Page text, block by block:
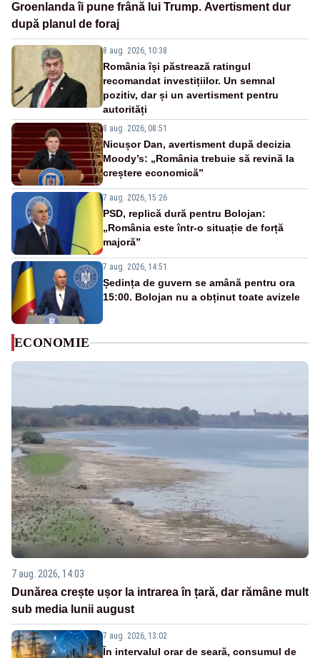
Groenlanda îi pune frână lui Trump. Avertisment dur
după planul de foraj
8 aug. 2026, 10:38
România își păstrează ratingul
recomandat investițiilor. Un semnal
pozitiv, dar și un avertisment pentru
autorități
8 aug. 2026, 08:51
Nicușor Dan, avertisment după decizia
Moody’s: „România trebuie să revină la
creștere economică”
7 aug. 2026, 15:26
PSD, replică dură pentru Bolojan:
„România este într-o situație de forță
majoră”
7 aug. 2026, 14:51
Ședința de guvern se amână pentru ora
15:00. Bolojan nu a obținut toate avizele
ECONOMIE
7 aug. 2026, 14:03
Dunărea crește ușor la intrarea în țară, dar rămâne mult
sub media lunii august
7 aug. 2026, 13:02
În intervalul orar de seară, consumul de